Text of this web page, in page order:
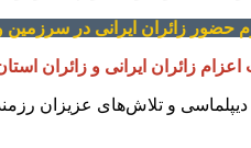
حضور زائران ایرانی در
زائران ایرانی و زائران
دیپلماسی و تلاش‌های عزیزان